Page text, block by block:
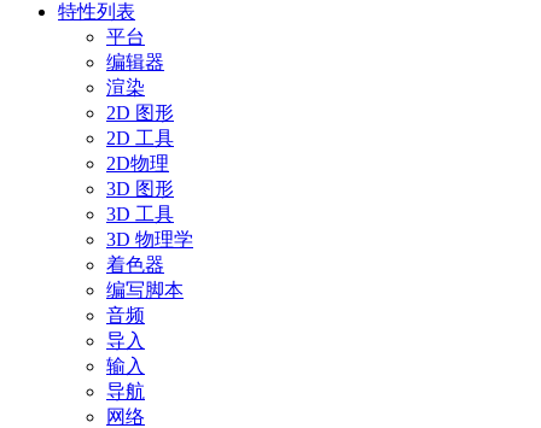
特性列表
平台
编辑器
渲染
2D 图形
2D 工具
2D物理
3D 图形
3D 工具
3D 物理学
着色器
编写脚本
音频
导入
输入
导航
网络